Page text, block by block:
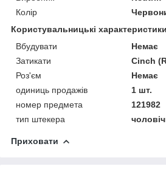
Колір
Користувальницькі характеристики
Вбудувати
Немає
Затикати
Cinch
Роз'єм
Немає
одиниць продажів
1 шт.
номер предмета
121982
тип штекера
Приховати